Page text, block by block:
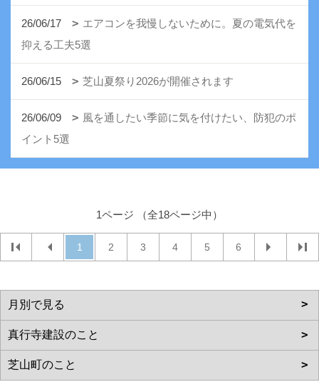
26/06/17
エアコンを我慢しないために。夏の電気代を
抑える工夫5選
26/06/15 芝山夏祭り2026が開催されます
26/06/09
風を通したい季節に気を付けたい、防犯のポ
イント5選
1ページ （全18ページ中）
1 2 3 4 5 6